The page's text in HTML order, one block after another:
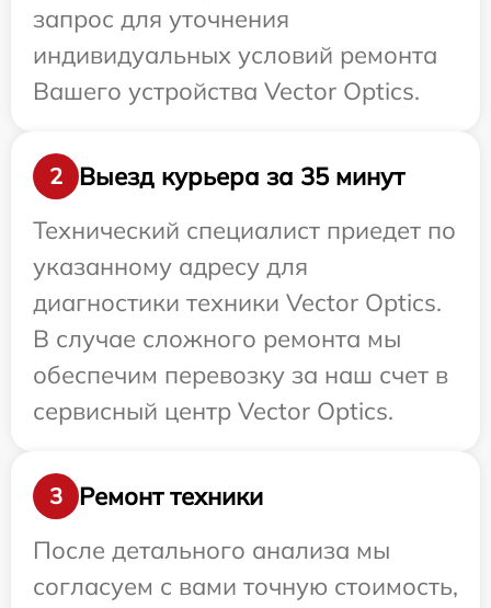
запрос для уточнения
индивидуальных условий ремонта
Вашего устройства Vector Optics.
2
Выезд курьера за 35 минут
Технический специалист приедет по
указанному адресу для
диагностики техники Vector Optics.
В случае сложного ремонта мы
обеспечим перевозку за наш счет в
сервисный центр Vector Optics.
3
Ремонт техники
После детального анализа мы
согласуем с вами точную стоимость,